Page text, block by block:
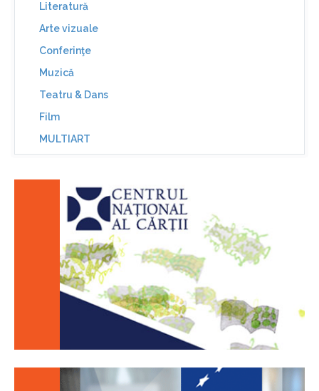
Literatură
Arte vizuale
Conferinţe
Muzică
Teatru & Dans
Film
MULTIART